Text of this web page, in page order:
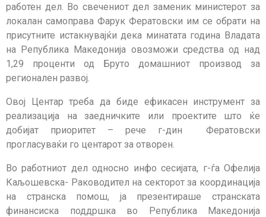
работен дел. Во свечениот дел заменик министерот за
локалан самоправа Фарук Фератовски им се обрати на
присутните истакнувајќи дека минатата година Владата
на Република Македонија овозможи средства од над
1,29 проценти од Бруто домашниот производ за
регионален развој.
Овој Центар треба да биде ефикасен инструмент за
реализација на заедничките или проектите што ќе
добијат приоритет – рече г-дин Фератовски
прогласуваќи го центарот за отворен.
Во работниот дел односно инфо сесијата, г-ѓа Офелија
Каљошевска- Раководител на секторот за координација
на странска помош, ја презентираше странската
финансиска поддршка во Република Македонија